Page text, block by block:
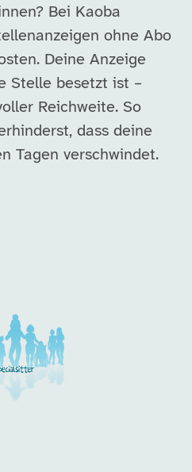
Bei Kaoba
ohne Abo
Deine Anzeige
Stelle besetzt ist –
Reichweite. So
dass deine
Tagen verschwindet.
in